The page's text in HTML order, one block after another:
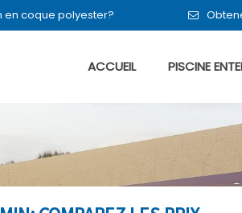
en coque polyester?
ACCUEIL PISCINE